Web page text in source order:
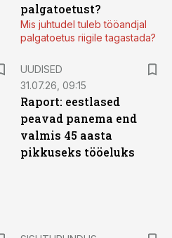
palgatoetust?
Mis juhtudel tuleb tööandjal
palgatoetus riigile tagastada?
UUDISED
31.07.26, 09:15
Raport: eestlased
peavad panema end
valmis 45 aasta
pikkuseks tööeluks